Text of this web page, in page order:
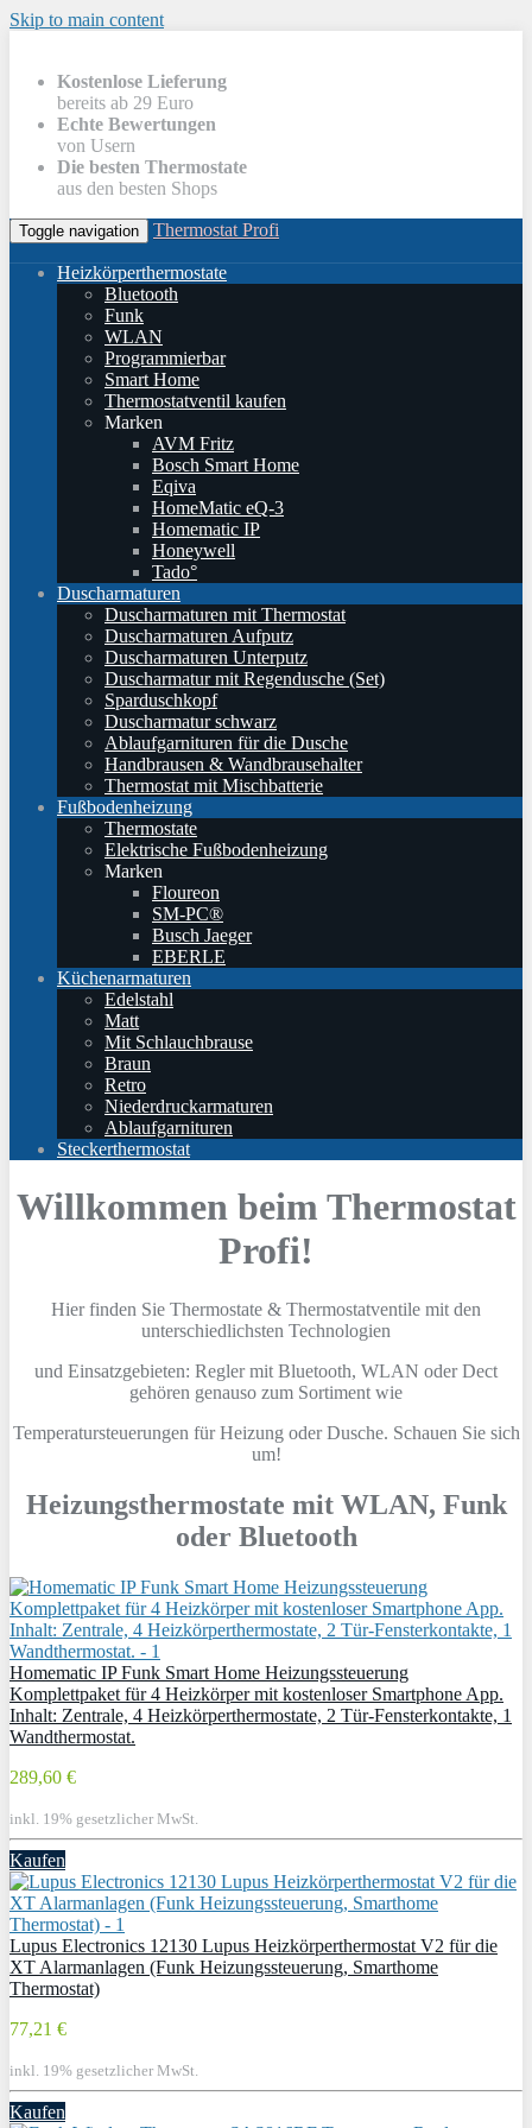
Skip to main content
Kostenlose Lieferung
bereits ab 29 Euro
Echte Bewertungen
von Usern
Die besten Thermostate
aus den besten Shops
Toggle navigation Thermostat Profi
Heizkörperthermostate
Bluetooth
Funk
WLAN
Programmierbar
Smart Home
Thermostatventil kaufen
Marken
AVM Fritz
Bosch Smart Home
Eqiva
HomeMatic eQ-3
Homematic IP
Honeywell
Tado°
Duscharmaturen
Duscharmaturen mit Thermostat
Duscharmaturen Aufputz
Duscharmaturen Unterputz
Duscharmatur mit Regendusche (Set)
Sparduschkopf
Duscharmatur schwarz
Ablaufgarnituren für die Dusche
Handbrausen & Wandbrausehalter
Thermostat mit Mischbatterie
Fußbodenheizung
Thermostate
Elektrische Fußbodenheizung
Marken
Floureon
SM-PC®
Busch Jaeger
EBERLE
Küchenarmaturen
Edelstahl
Matt
Mit Schlauchbrause
Braun
Retro
Niederdruckarmaturen
Ablaufgarnituren
Steckerthermostat
Willkommen beim Thermostat
Profi!
Hier finden Sie Thermostate & Thermostatventile mit den
unterschiedlichsten Technologien
und Einsatzgebieten: Regler mit Bluetooth, WLAN oder Dect
gehören genauso zum Sortiment wie
Temperatursteuerungen für Heizung oder Dusche. Schauen Sie sich
um!
Heizungsthermostate mit WLAN, Funk
oder Bluetooth
Homematic IP Funk Smart Home Heizungssteuerung
Komplettpaket für 4 Heizkörper mit kostenloser Smartphone App.
Inhalt: Zentrale, 4 Heizkörperthermostate, 2 Tür-Fensterkontakte, 1
Wandthermostat.
289,60 €
inkl. 19% gesetzlicher MwSt.
Kaufen
Lupus Electronics 12130 Lupus Heizkörperthermostat V2 für die
XT Alarmanlagen (Funk Heizungssteuerung, Smarthome
Thermostat)
77,21 €
inkl. 19% gesetzlicher MwSt.
Kaufen